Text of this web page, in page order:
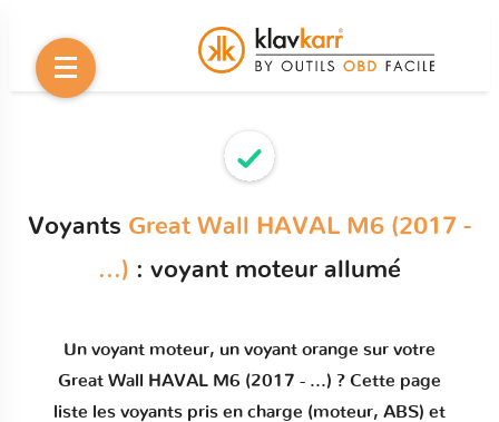
Voyants Great Wall HAVAL M6 (2017 -
...) : voyant moteur allumé
Un voyant moteur, un voyant orange sur votre
Great Wall HAVAL M6 (2017 - ...) ? Cette page
liste les voyants pris en charge (moteur, ABS) et